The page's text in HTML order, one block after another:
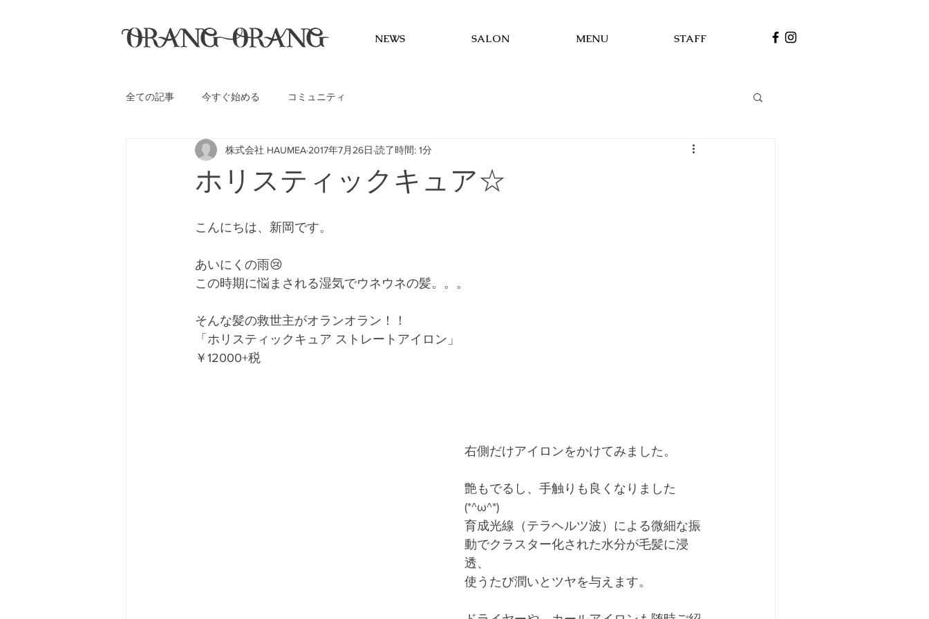
NEWS SALON MENU STAFF
全ての記事 今すぐ始める コミュニティ
ホリスティックキュア☆
株式会社 HAUMEA 2017年7月26日 読了時間: 1分
こんにちは、新岡です。
あいにくの雨😢
この時期に悩まされる湿気でウネウネの髪。。。
そんな髪の救世主がオランオラン！！
「ホリスティックキュア ストレートアイロン」
￥12000+税
右側だけアイロンをかけてみました。
艶もでるし、手触りも良くなりました
(*^ω^*)
育成光線（テラヘルツ波）による微細な振
動でクラスター化された水分が毛髪に浸
透、
使うたび潤いとツヤを与えます。